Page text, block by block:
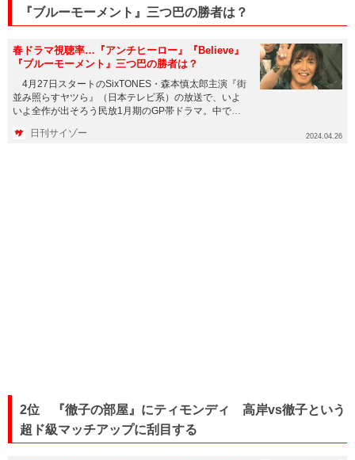
『ブルーモーメント』三つ巴の勝者は？
春ドラマ視聴率…『アンチヒーロー』『Believe』
『ブルーモーメント』三つ巴の勝者は？
4月27日スタートのSixTONES・森本慎太郎主演『街
並み照らすヤツら』（日本テレビ系）の放送で、いよ
いよ全作が出そろう民放1月期のGP帯ドラマ。中で
日刊サイゾー 2024.04.26
2位 『徹子の部屋』にティモンディ 高岸vs徹子という
超ド級マッチアップに刮目する